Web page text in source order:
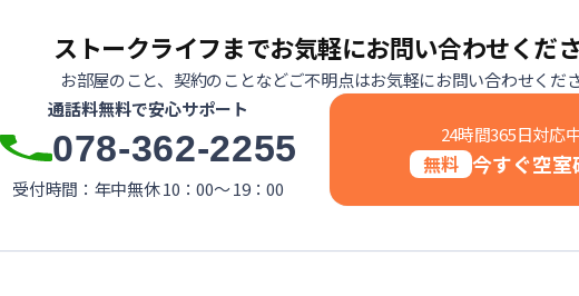
ストークライフまでお気軽にお問い合わせくだ
お部屋のこと、契約のことなどご不明点はお気軽にお問い合わせくだ
通話料無料で安心サポート
078-362-2255
受付時間：年中無休 10：00～ 19：00
24時間365日対応
無料 今すぐ空室